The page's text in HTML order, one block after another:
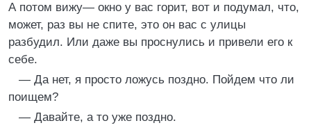
А потом вижу— окно у вас горит, вот и подумал, что,
может, раз вы не спите, это он вас с улицы
разбудил. Или даже вы проснулись и привели его к
себе.
— Да нет, я просто ложусь поздно. Пойдем что ли
поищем?
— Давайте, а то уже поздно.